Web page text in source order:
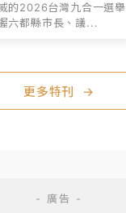
的2026台灣九合一選舉
六都縣市長、議...
更多特刊 →